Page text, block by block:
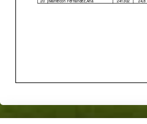
Skip back to main navigation